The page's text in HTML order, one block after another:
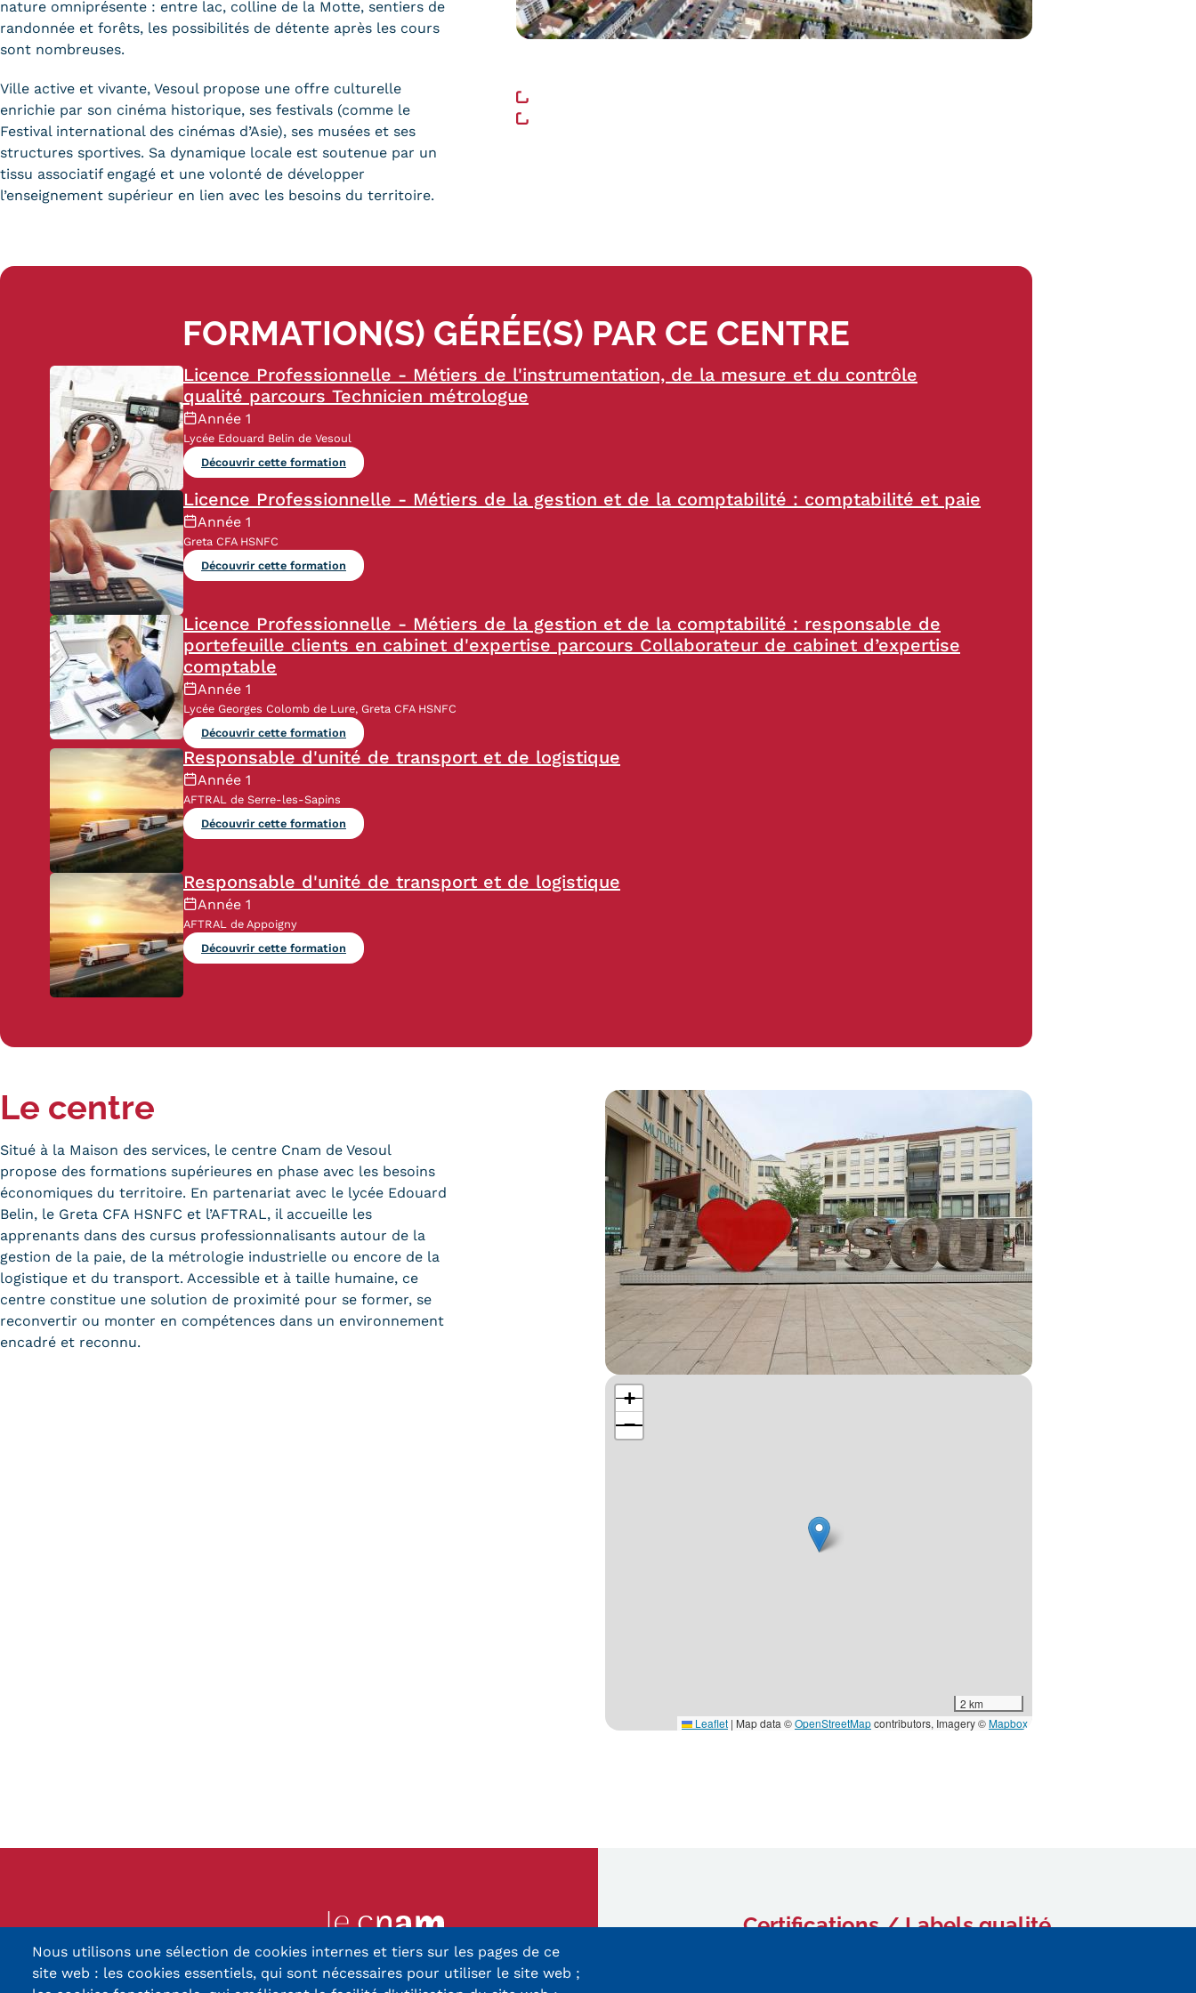
nature omniprésente : entre lac, colline de la Motte, sentiers de
randonnée et forêts, les possibilités de détente après les cours
sont nombreuses.
Ville active et vivante, Vesoul propose une offre culturelle
enrichie par son cinéma historique, ses festivals (comme le
Festival international des cinémas d’Asie), ses musées et ses
structures sportives. Sa dynamique locale est soutenue par un
tissu associatif engagé et une volonté de développer
l’enseignement supérieur en lien avec les besoins du territoire.
FORMATION(S) GÉRÉE(S) PAR CE CENTRE
Licence Professionnelle - Métiers de l'instrumentation, de la mesure et du contrôle
qualité parcours Technicien métrologue
Année 1
Lycée Edouard Belin de Vesoul
Découvrir cette formation
Licence Professionnelle - Métiers de la gestion et de la comptabilité : comptabilité et paie
Année 1
Greta CFA HSNFC
Découvrir cette formation
Licence Professionnelle - Métiers de la gestion et de la comptabilité : responsable de
portefeuille clients en cabinet d'expertise parcours Collaborateur de cabinet d’expertise
comptable
Année 1
Lycée Georges Colomb de Lure, Greta CFA HSNFC
Découvrir cette formation
Responsable d'unité de transport et de logistique
Année 1
AFTRAL de Serre-les-Sapins
Découvrir cette formation
Responsable d'unité de transport et de logistique
Année 1
AFTRAL de Appoigny
Découvrir cette formation
Le centre
Situé à la Maison des services, le centre Cnam de Vesoul
propose des formations supérieures en phase avec les besoins
économiques du territoire. En partenariat avec le lycée Edouard
Belin, le Greta CFA HSNFC et l’AFTRAL, il accueille les
apprenants dans des cursus professionnalisants autour de la
gestion de la paie, de la métrologie industrielle ou encore de la
logistique et du transport. Accessible et à taille humaine, ce
centre constitue une solution de proximité pour se former, se
reconvertir ou monter en compétences dans un environnement
encadré et reconnu.
+
−
2 km
Leaflet | Map data ©OpenStreetMapcontributors, Imagery ©Mapbox
13, Rue Ernest Thierry-Mieg
Certifications / Labels qualité
Nous utilisons une sélection de cookies internes et tiers sur les pages de ce
site web : les cookies essentiels, qui sont nécessaires pour utiliser le site web ;